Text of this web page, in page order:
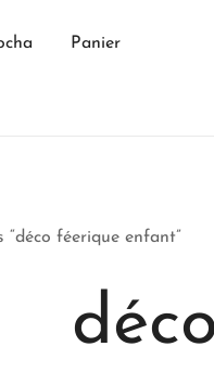
Panier
féerique enfant”